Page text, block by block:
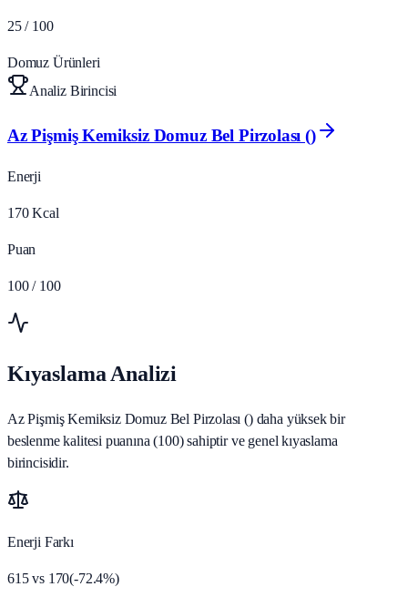
25 / 100
Domuz Ürünleri
Analiz Birincisi
Az Pişmiş Kemiksiz Domuz Bel Pirzolası ()
Enerji
170 Kcal
Puan
100 / 100
Kıyaslama Analizi
Az Pişmiş Kemiksiz Domuz Bel Pirzolası () daha yüksek bir
beslenme kalitesi puanına (100) sahiptir ve genel kıyaslama
birincisidir.
Enerji Farkı
615vs 170(-72.4%)